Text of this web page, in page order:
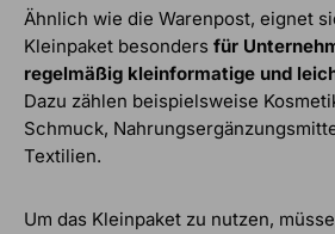
Ähnlich wie die Warenpost, eignet
Kleinpaket besonders für
regelmäßig kleinformatige und
Dazu zählen beispielsweise
Schmuck,
Textilien.
Um das Kleinpaket zu nutzen,